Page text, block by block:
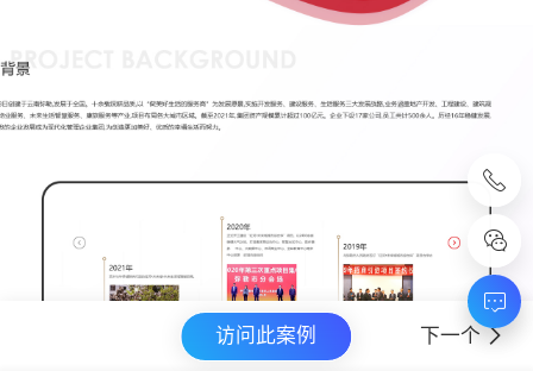
访问此案例 下一个